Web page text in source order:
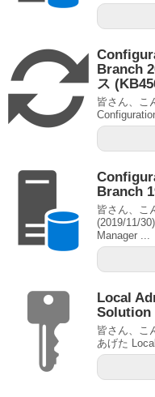
Branch
ス
皆さん、こ
Branch
皆さん、こ
(2019/11/
Manager ...
Local
Solution
皆さん、こ
あげた